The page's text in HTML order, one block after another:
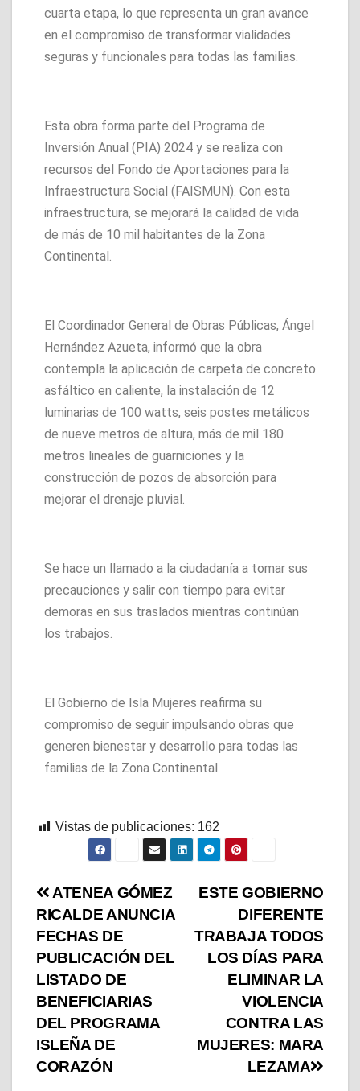
cuarta etapa, lo que representa un gran avance
en el compromiso de transformar vialidades
seguras y funcionales para todas las familias.
Esta obra forma parte del Programa de
Inversión Anual (PIA) 2024 y se realiza con
recursos del Fondo de Aportaciones para la
Infraestructura Social (FAISMUN). Con esta
infraestructura, se mejorará la calidad de vida
de más de 10 mil habitantes de la Zona
Continental.
El Coordinador General de Obras Públicas, Ángel
Hernández Azueta, informó que la obra
contempla la aplicación de carpeta de concreto
asfáltico en caliente, la instalación de 12
luminarias de 100 watts, seis postes metálicos
de nueve metros de altura, más de mil 180
metros lineales de guarniciones y la
construcción de pozos de absorción para
mejorar el drenaje pluvial.
Se hace un llamado a la ciudadanía a tomar sus
precauciones y salir con tiempo para evitar
demoras en sus traslados mientras continúan
los trabajos.
El Gobierno de Isla Mujeres reafirma su
compromiso de seguir impulsando obras que
generen bienestar y desarrollo para todas las
familias de la Zona Continental.
Vistas de publicaciones: 162
ESTE GOBIERNO
DIFERENTE
TRABAJA TODOS
LOS DÍAS PARA
ELIMINAR LA
VIOLENCIA
CONTRA LAS
MUJERES: MARA
LEZAMA
ATENEA GÓMEZ
RICALDE ANUNCIA
FECHAS DE
PUBLICACIÓN DEL
LISTADO DE
BENEFICIARIAS
DEL PROGRAMA
ISLEÑA DE
CORAZÓN